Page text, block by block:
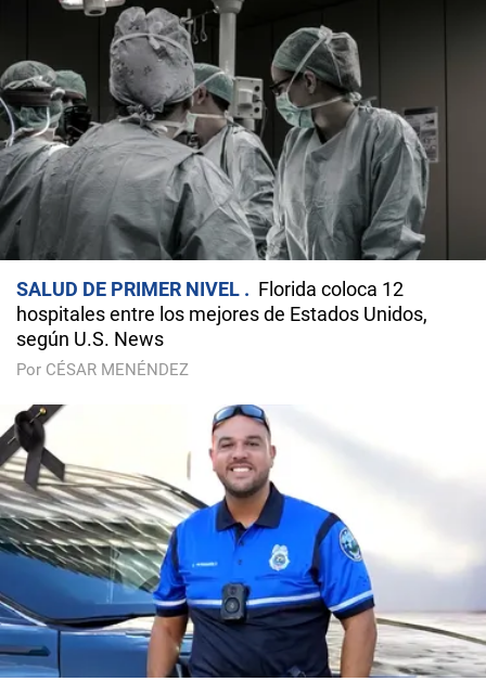
SALUD DE PRIMER NIVEL
Florida coloca 12
hospitales entre los mejores de Estados Unidos,
según U.S. News
Por CÉSAR MENÉNDEZ